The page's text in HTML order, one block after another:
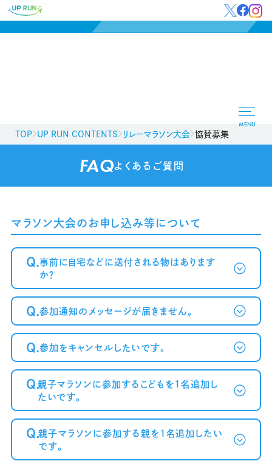
MENU
TOP UP RUN CONTENTS リレーマラソン大会 協賛募集
FAQよくあるご質問
マラソン大会のお申し込み等について
Q.事前に自宅などに送付される物はあります
か？
Q.参加通知のメッセージが届きません。
が届かない方へ～
Q.参加をキャンセルしたいです。
Q.親子マラソンに参加するこどもを1名追加し
たいです。
Q.親子マラソンに参加する親を1名追加したい
です。